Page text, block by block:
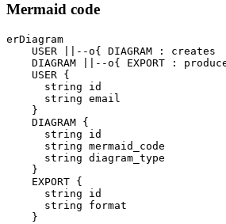
Mermaid code
erDiagram
    USER ||--o{ DIAGRAM : creates
DIAGRAM ||--o{ EXPORT :
    USER {
      string id
      string email
    }
    DIAGRAM {
      string id
      string mermaid_code
      string diagram_type
    }
    EXPORT {
      string id
      string format
    }